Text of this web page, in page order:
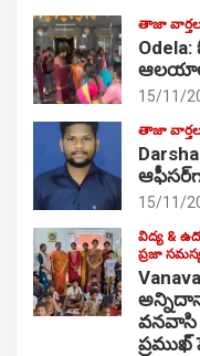
తాజా
15/11/
తాజా
15/11/
విద్య &
ప్రజా
వనవాసి